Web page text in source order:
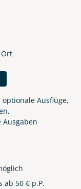
Ausflüge,
ab 50 € p.P.